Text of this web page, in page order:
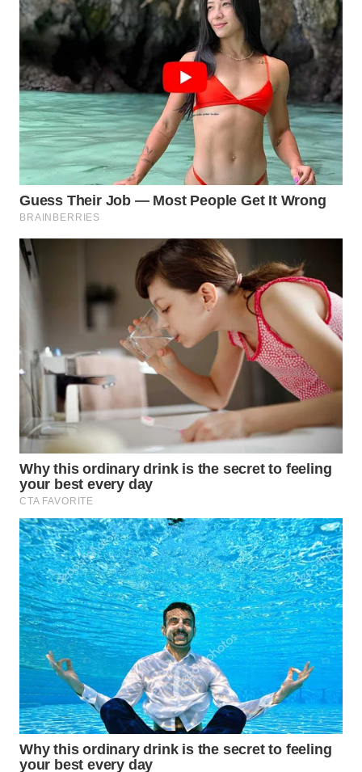
SUMEDANG
CIANJUR
WN
KEPULAUAN
SERIBU
WN
TANGERANG
BINJAI
WN
INDRAMAYU
WN
KUNINGAN
WN
WN
SUBANG
WN
SUKABUMI
WN
PURWAKARTA
WN
PRIANGAN
TIMUR